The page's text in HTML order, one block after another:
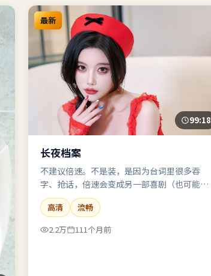
最新
99:18
长夜档案
不建议倍速。不是装，是因为台词里很多吞
字、抢话，倍速会变成另一部喜剧（也可能是
恐怖片）。
高清
流畅
2.2万
111个月前